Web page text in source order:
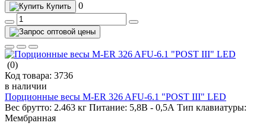
Купить 0
(0)
Код товара: 3736
в наличии
Порционные весы M-ER 326 AFU-6.1 "POST III" LED
Вес брутто: 2.463 кг Питание: 5,8В - 0,5А Тип клавиатуры:
Мембранная